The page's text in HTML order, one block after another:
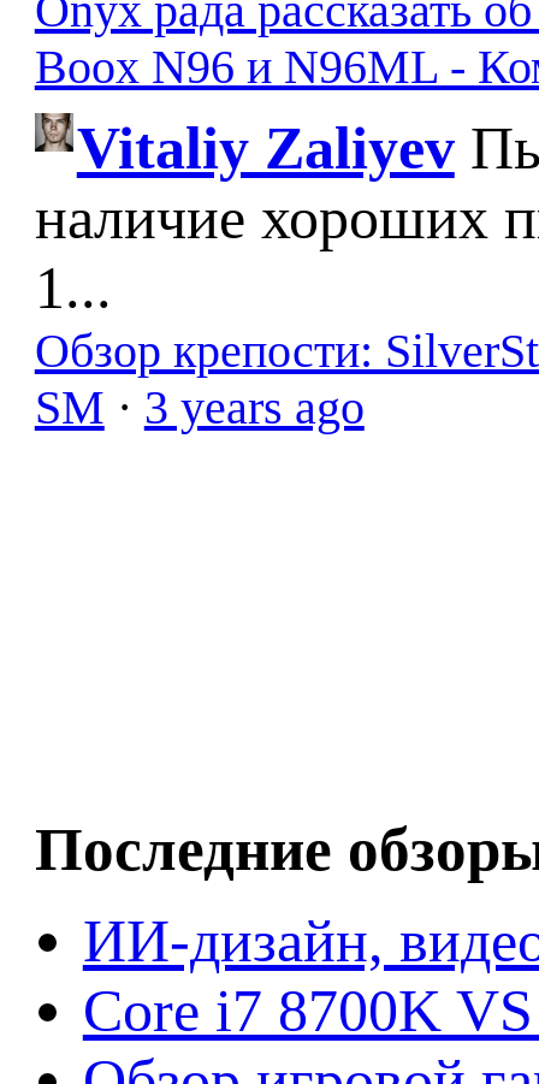
Boox N96 и N96ML -
Vitaliy Zaliyev
наличие хороших
1...
Обзор крепости:
SM · 3 years ago
Последние
ИИ-дизайн,
Core i7 8700K